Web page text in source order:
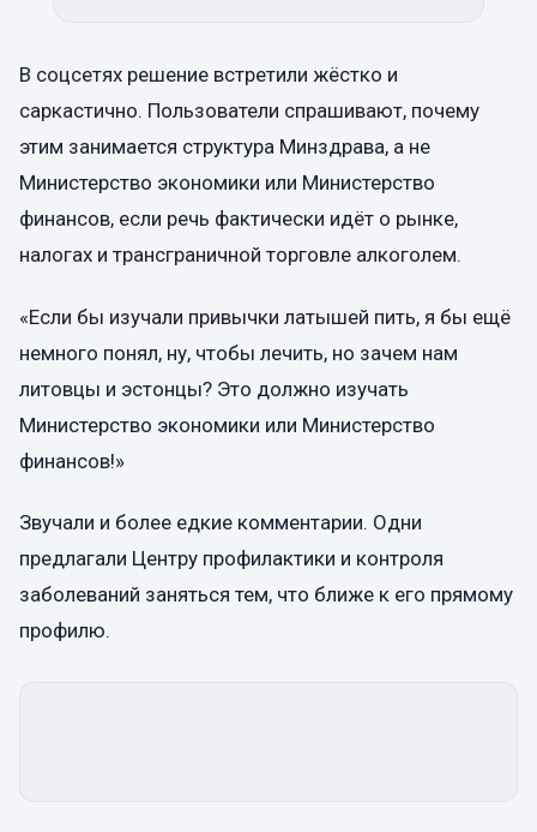
В соцсетях решение встретили жёстко и
саркастично. Пользователи спрашивают, почему
этим занимается структура Минздрава, а не
Министерство экономики или Министерство
финансов, если речь фактически идёт о рынке,
налогах и трансграничной торговле алкоголем.
«Если бы изучали привычки латышей пить, я бы ещё
немного понял, ну, чтобы лечить, но зачем нам
литовцы и эстонцы? Это должно изучать
Министерство экономики или Министерство
финансов!»
Звучали и более едкие комментарии. Одни
предлагали Центру профилактики и контроля
заболеваний заняться тем, что ближе к его прямому
профилю.